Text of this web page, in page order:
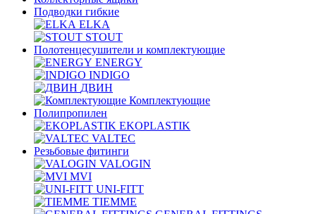
Подводки гибкие
ELKA
STOUT
Полотенцесушители и комплектующие
ENERGY
INDIGO
ДВИН
Комплектующие
Полипропилен
EKOPLASTIK
VALTEC
Рeзьбовые фитинги
VALOGIN
MVI
UNI-FITT
TIEMME